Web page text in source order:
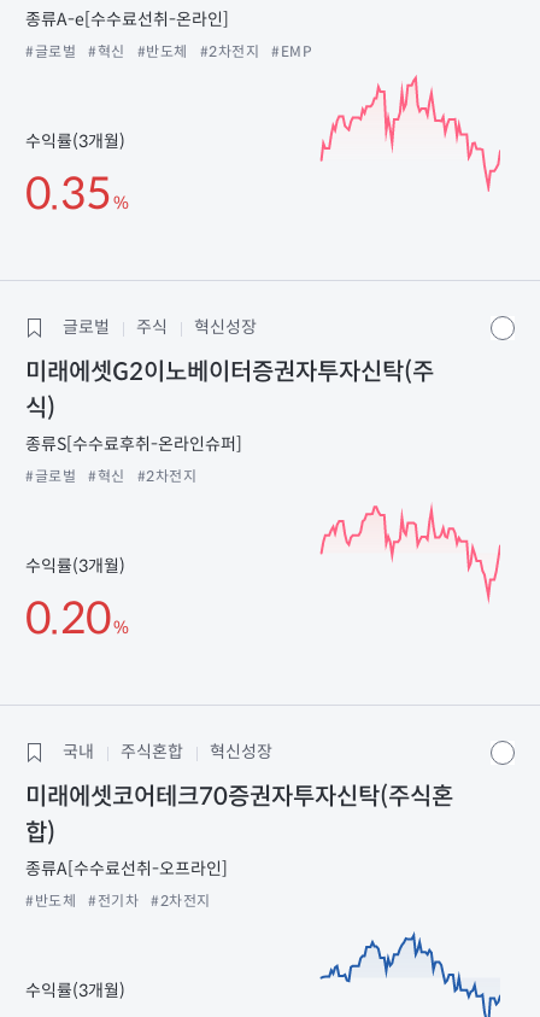
종류A-e[수수료선취-온라인]
#글로벌 #혁신 #반도체 #2차전지 #EMP
수익률(3개월)
0.35%
글로벌 주식 혁신성장
미래에셋G2이노베이터증권자투자신탁(주
식)
종류S[수수료후취-온라인슈퍼]
#글로벌 #혁신 #2차전지
수익률(3개월)
0.20%
국내 주식혼합 혁신성장
미래에셋코어테크70증권자투자신탁(주식혼
합)
종류A[수수료선취-오프라인]
#반도체 #전기차 #2차전지
수익률(3개월)